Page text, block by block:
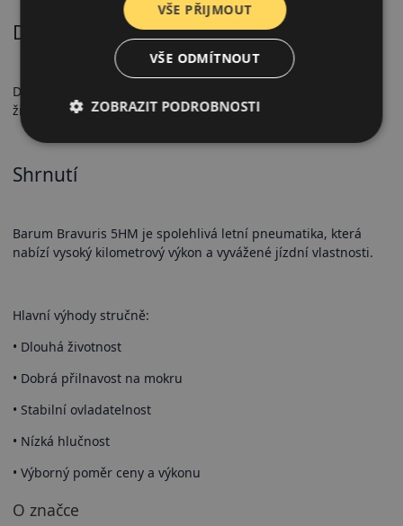
Doporučené použití
Doporučeno pro osobní automobily, kde je důležitá dlouhá
životnost a ekonomický provoz.
Shrnutí
Barum Bravuris 5HM je spolehlivá letní pneumatika, která
nabízí vysoký kilometrový výkon a vyvážené jízdní vlastnosti.
Hlavní výhody stručně:
• Dlouhá životnost
• Dobrá přilnavost na mokru
• Stabilní ovladatelnost
• Nízká hlučnost
• Výborný poměr ceny a výkonu
O značce
VŠE PŘIJMOUT
VŠE ODMÍTNOUT
ZOBRAZIT PODROBNOSTI